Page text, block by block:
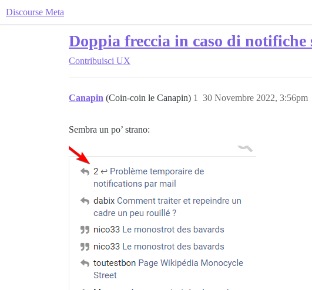
Discourse Meta
Doppia freccia in caso di
Contribuisci UX
Canapin (Coin-coin le Canapin) 30 Novembre 2022, 3:56pm
1
Sembra un po’ strano: